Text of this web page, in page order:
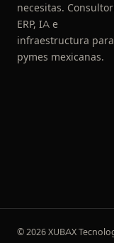
necesitas.
ERP, IA e
infraestructura para
pymes mexicanas.
© 2026 XUBAX